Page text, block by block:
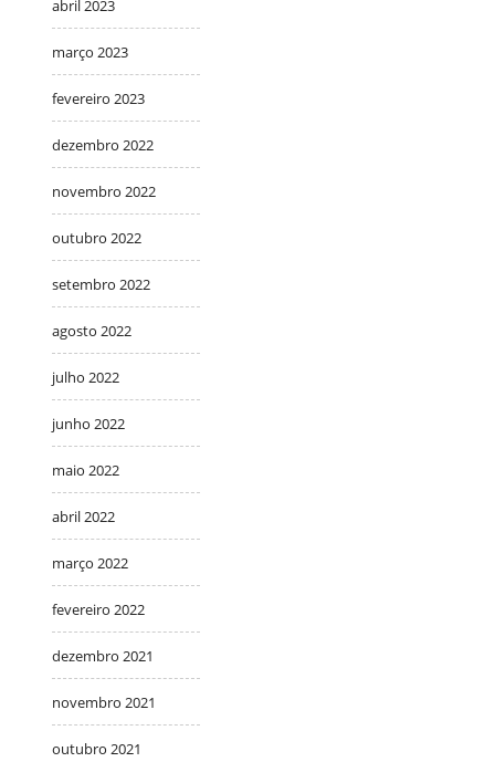
abril 2023
março 2023
fevereiro 2023
dezembro 2022
novembro 2022
outubro 2022
setembro 2022
agosto 2022
julho 2022
junho 2022
maio 2022
abril 2022
março 2022
fevereiro 2022
dezembro 2021
novembro 2021
outubro 2021